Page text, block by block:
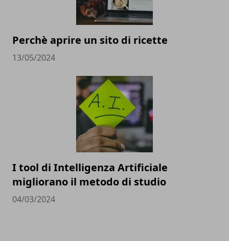
Perchè aprire un sito di ricette
13/05/2024
I tool di Intelligenza Artificiale
migliorano il metodo di studio
04/03/2024